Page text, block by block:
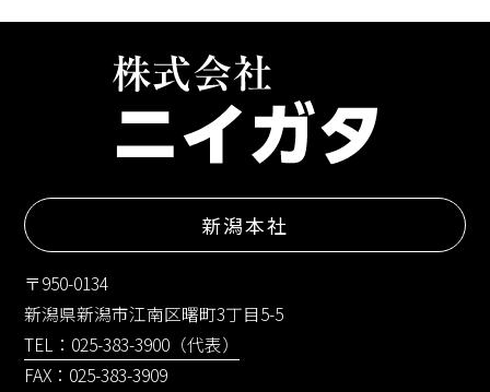
新潟本社
〒950-0134
新潟県新潟市江南区曙町3丁目5-5
TEL：025-383-3900（代表）
FAX：025-383-3909